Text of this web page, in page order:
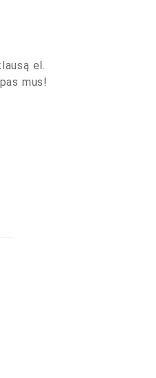
el.
mus!